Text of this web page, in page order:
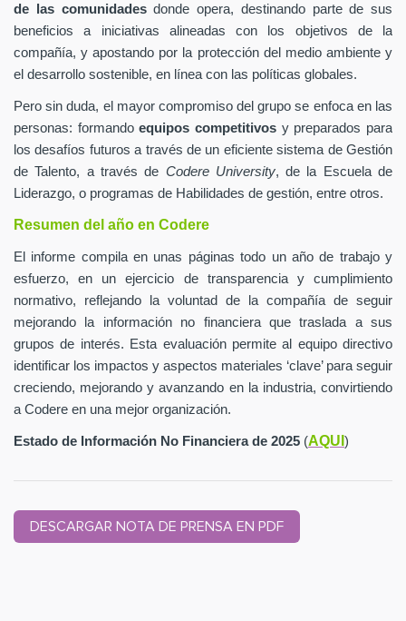
de las comunidadesdonde opera, destinando parte de sus
beneficios a iniciativas alineadas con los objetivos de la
compañía, y apostando por la protección del medio ambiente y
el desarrollo sostenible, en línea con las políticas globales.
Pero sin duda, el mayor compromiso del grupo se enfoca en las
personas: formandoequipos competitivos y preparados para
los desafíos futuros a través de un eficiente sistema de Gestión
de Talento, a través de Codere University, de la Escuela de
Liderazgo, o programas de Habilidades de gestión, entre otros.
Resumen del año en Codere
El informe compila en unas páginas todo un año de trabajo y
esfuerzo, en un ejercicio de transparencia y cumplimiento
normativo, reflejando la voluntad de la compañía de seguir
mejorando la información no financiera que traslada a sus
grupos de interés. Esta evaluación permite al equipo directivo
identificar los impactos y aspectos materiales ‘clave’ para seguir
creciendo, mejorando y avanzando en la industria, convirtiendo
a Codere en una mejor organización.
Estado de Información No Financiera de 2025 (AQUI )
DESCARGAR NOTA DE PRENSA EN PDF